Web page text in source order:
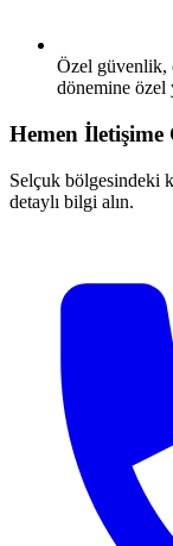
Özel güvenlik,
dönemine özel
Hemen İletişime
Selçuk bölgesindeki
detaylı bilgi alın.